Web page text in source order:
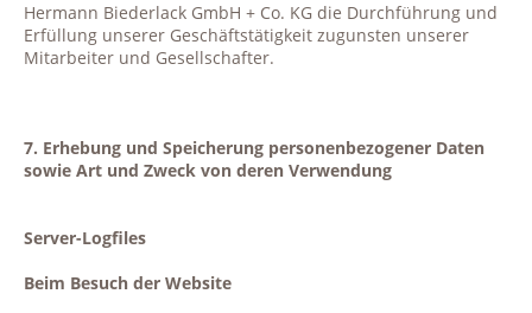
Hermann Biederlack GmbH + Co. KG die Durchführung und
Erfüllung unserer Geschäftstätigkeit zugunsten unserer
Mitarbeiter und Gesellschafter.
7. Erhebung und Speicherung personenbezogener Daten
sowie Art und Zweck von deren Verwendung
Server-Logfiles
Beim Besuch der Website